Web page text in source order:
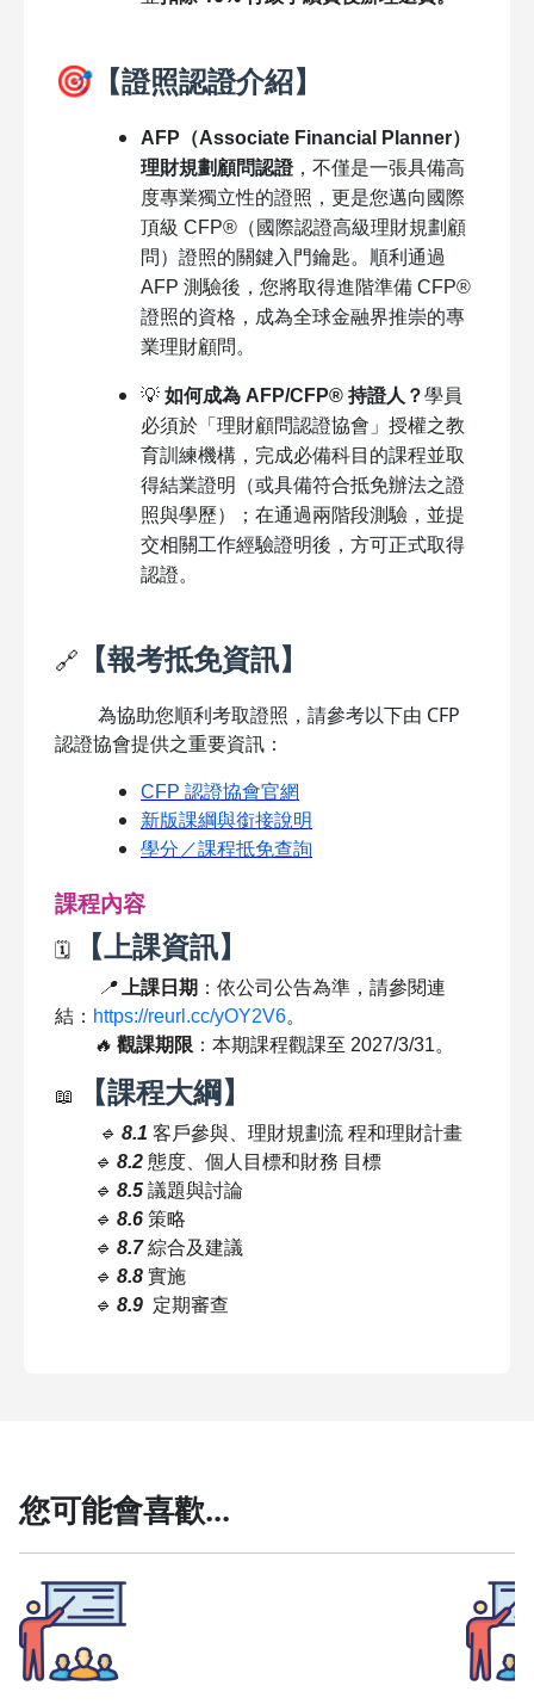
🎯 【證照認證介紹】
AFP （Associate Financial Planner）
理財規劃顧問認證，不僅是一張具備高
度專業獨立性的證照，更是您邁向國際
頂級 CFP®（國際認證高級理財規劃顧
問）證照的關鍵入門鑰匙。順利通過
AFP 測驗後，您將取得進階準備 CFP®
證照的資格，成為全球金融界推崇的專
業理財顧問。
💡 如何成為 AFP/CFP® 持證人？學員
必須於「理財顧問認證協會」授權之教
育訓練機構，完成必備科目的課程並取
得結業證明（或具備符合抵免辦法之證
照與學歷）；在通過兩階段測驗，並提
交相關工作經驗證明後，方可正式取得
認證。
🔗 【報考抵免資訊】
為協助您順利考取證照，請參考以下由 CFP
認證協會提供之重要資訊：
CFP 認證協會官網
新版課綱與銜接說明
學分／課程抵免查詢
課程內容
🗓️ 【上課資訊】
📍 上課日期 ：依公司公告為準，請參閱連
結： https://reurl.cc/yOY2V6。
🔥 觀課期限 ：本期課程觀課至 2027/3/31。
📖 【課程大綱】
🔹 8.1 客戶參與、理財規劃流 程和理財計畫
🔹 8.2 態度、個人目標和財務 目標
🔹 8.5 議題與討論
🔹 8.6 策略
🔹 8.7綜合及建議
🔹 8.8 實施
🔹 8.9 定期審查
您可能會喜歡...